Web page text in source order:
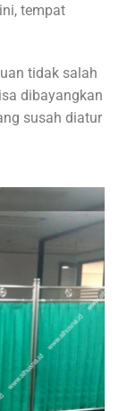
tempat
tidak salah
dibayangkan
susah diatur